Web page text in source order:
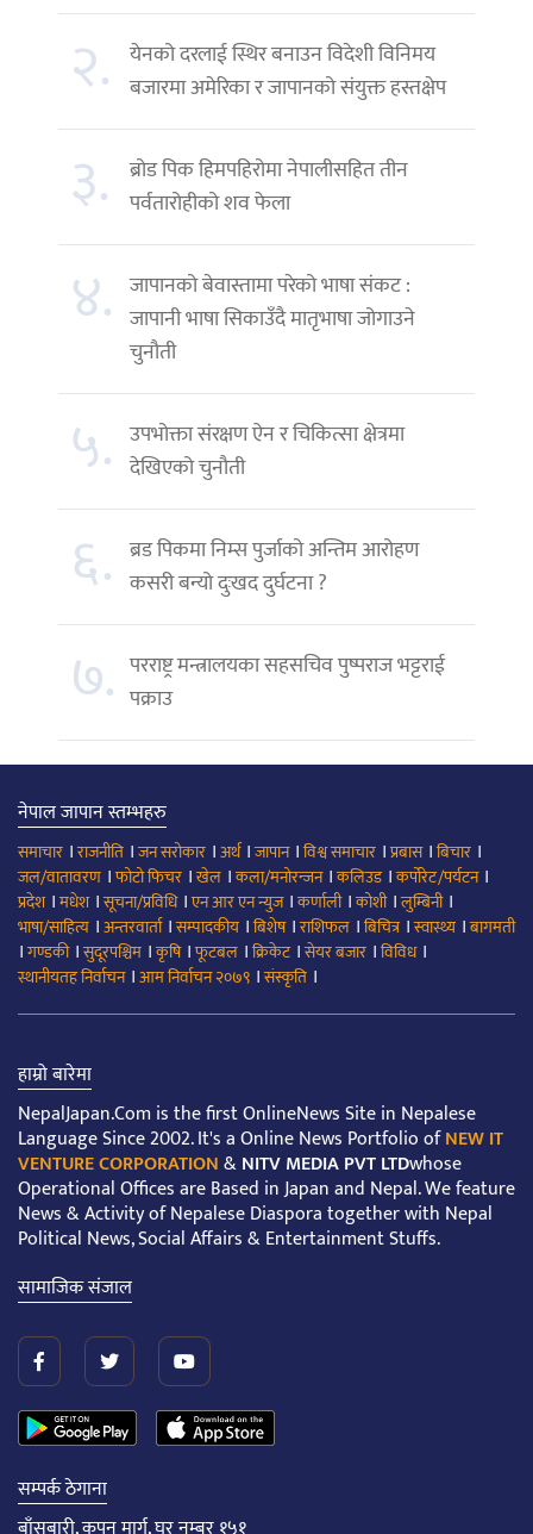
२. येनको दरलाई स्थिर बनाउन विदेशी विनिमय
बजारमा अमेरिका र जापानको संयुक्त हस्तक्षेप
३.
ब्रोड पिक हिमपहिरोमा नेपालीसहित तीन
पर्वतारोहीको शव फेला
४. जापानको बेवास्तामा परेको भाषा संकट :
जापानी भाषा सिकाउँदै मातृभाषा जोगाउने
चुनौती
५. उपभोक्ता संरक्षण ऐन र चिकित्सा क्षेत्रमा
देखिएको चुनौती
६. ब्रड पिकमा निम्स पुर्जाको अन्तिम आरोहण
कसरी बन्यो दुःखद दुर्घटना ?
७. परराष्ट्र मन्त्रालयका सहसचिव पुष्पराज भट्टराई
पक्राउ
नेपाल जापान स्तम्भहरु
समाचार ।राजनीति ।जन सरोकार ।अर्थ।जापान।विश्व समाचार ।प्रबास।बिचार ।
जल/वातावरण ।फोटो फिचर ।खेल ।कला/मनोरन्जन।कलिउड।कर्पोरेट/पर्यटन।
प्रदेश।मधेश।सूचना/प्रविधि।एन आर एन न्युज।कर्णाली।कोशी।लुम्बिनी।
भाषा/साहित्य ।अन्तरवार्ता।सम्पादकीय ।बिशेष।राशिफल ।बिचित्र।स्वास्थ्य ।बागमती
।गण्डकी।सुदूरपश्चिम ।कृषि।फूटबल ।क्रिकेट।सेयर बजार ।विविध।
स्थानीयतह निर्वाचन।आम निर्वाचन २०७९ ।संस्कृति ।
हाम्रो बारेमा
NepalJapan.Com is the first OnlineNews Site in Nepalese
Language Since 2002. It's a Online News Portfolio ofNEW IT
VENTURE CORPORATION&NITV MEDIA PVT LTDwhose
Operational Offices are Based in Japan and Nepal. We feature
News & Activity of Nepalese Diaspora together with Nepal
Political News, Social Affairs & Entertainment Stuffs.
सामाजिक संजाल
सम्पर्क ठेगाना